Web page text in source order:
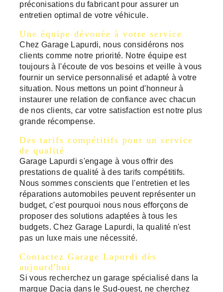
préconisations du fabricant pour assurer un
entretien optimal de votre véhicule.
Une équipe dévouée à votre service
Chez Garage Lapurdi, nous considérons nos
clients comme notre priorité. Notre équipe est
toujours à l'écoute de vos besoins et veille à vous
fournir un service personnalisé et adapté à votre
situation. Nous mettons un point d'honneur à
instaurer une relation de confiance avec chacun
de nos clients, car votre satisfaction est notre plus
grande récompense.
Des tarifs compétitifs pour un service
de qualité
Garage Lapurdi s'engage à vous offrir des
prestations de qualité à des tarifs compétitifs.
Nous sommes conscients que l'entretien et les
réparations automobiles peuvent représenter un
budget, c'est pourquoi nous nous efforçons de
proposer des solutions adaptées à tous les
budgets. Chez Garage Lapurdi, la qualité n'est
pas un luxe mais une nécessité.
Contactez Garage Lapurdi dès
aujourd'hui
Si vous recherchez un garage spécialisé dans la
marque Dacia dans le Sud-ouest, ne cherchez